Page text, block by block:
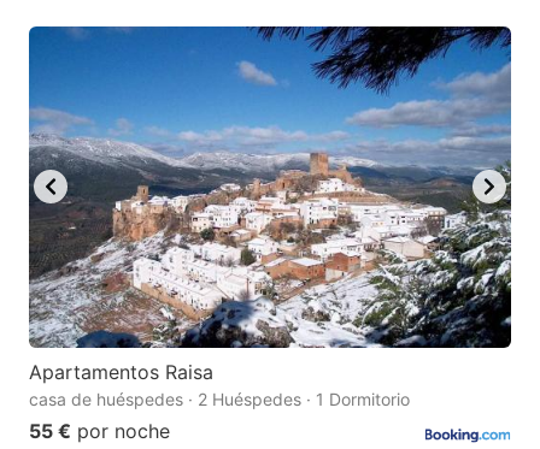
question
key
to
get
the
keyboard
shortcuts
for
changing
dates.
question
mark
key
to
get
the
keyboard
shortcuts
for
dates.
Apartamentos Raisa
casa de huéspedes · 2 Huéspedes · 1 Dormitorio
55 € por noche